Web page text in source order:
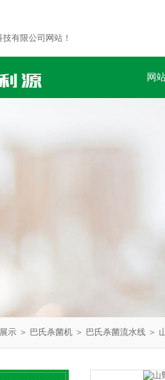
有限公司网站！
网
示 ＞ 巴氏杀菌机 ＞ 巴氏杀菌流水线 ＞